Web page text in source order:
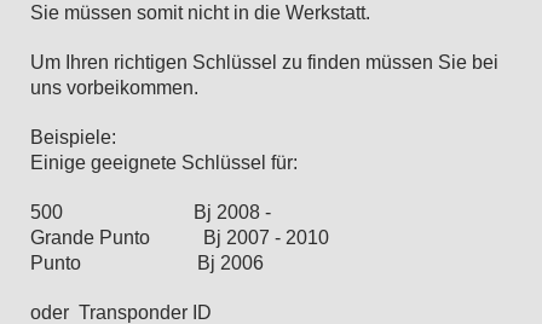
Sie müssen somit nicht in die Werkstatt.
Um Ihren richtigen Schlüssel zu finden müssen Sie bei
uns vorbeikommen.
Beispiele:
Einige geeignete Schlüssel für:
500 Bj 2008 -
Grande Punto Bj 2007 - 2010
Punto Bj 2006
oder Transponder ID